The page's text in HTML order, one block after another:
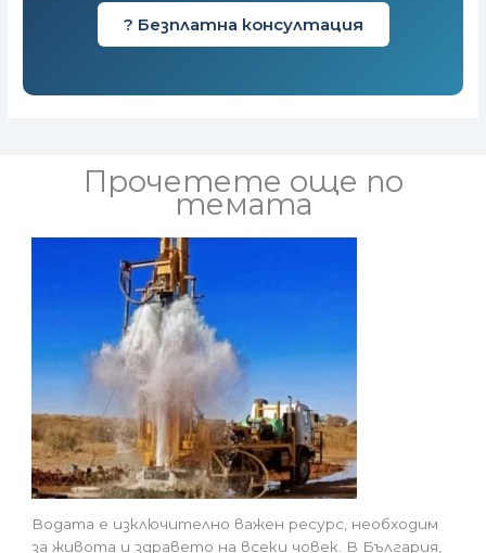
? Безплатна консултация
Прочетете още по
темата
Водата е изключително важен ресурс, необходим
за живота и здравето на всеки човек. В България,